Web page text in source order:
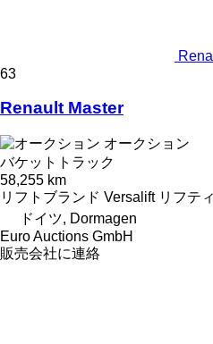
63
Renault Master
オークション
バケットトラック
58,255 km
リフトブランド Versalift リフテ
ドイツ, Dormagen
Euro Auctions GmbH
販売会社に連絡